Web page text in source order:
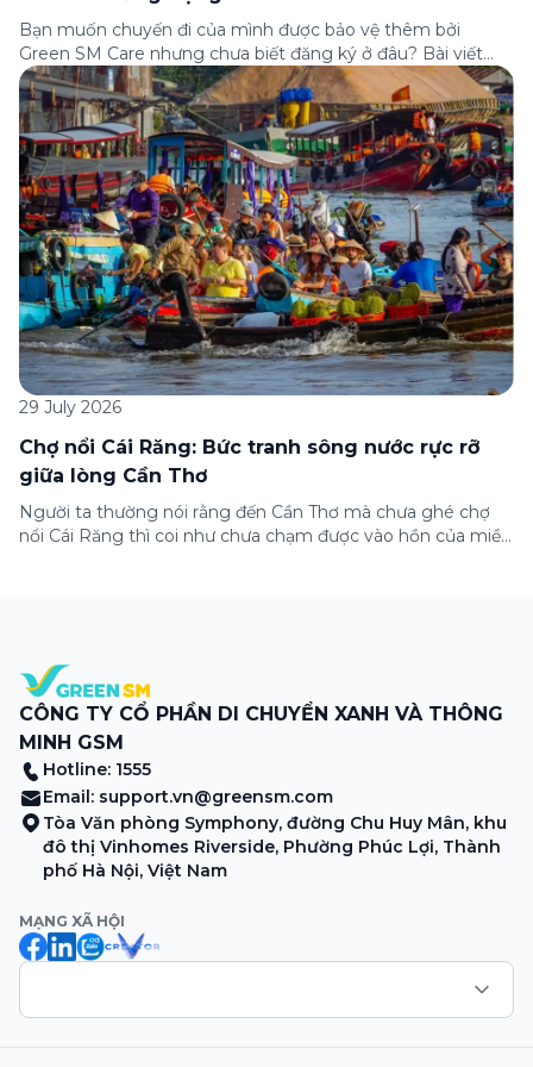
Bạn muốn chuyến đi của mình được bảo vệ thêm bởi
Green SM Care nhưng chưa biết đăng ký ở đâu? Bài viết
dưới đây sẽ hướng dẫn chi tiết cách tham gia (và hủy tham
gia) gói bảo hiểm này ngay trên ứng dụng Green SM, cùng
những lưu ý quan trọng trước khi […]
29 July 2026
Chợ nổi Cái Răng: Bức tranh sông nước rực rỡ
giữa lòng Cần Thơ
Người ta thường nói rằng đến Cần Thơ mà chưa ghé chợ
nổi Cái Răng thì coi như chưa chạm được vào hồn của miền
CÔNG TY CỔ PHẦN DI CHUYỂN XANH VÀ THÔNG
MINH GSM
Hotline: 1555
Email: support.vn@greensm.com
Tòa Văn phòng Symphony, đường Chu Huy Mân, khu
đô thị Vinhomes Riverside, Phường Phúc Lợi, Thành
phố Hà Nội, Việt Nam
MẠNG XÃ HỘI